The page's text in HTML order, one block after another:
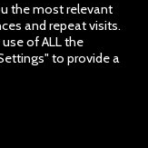
the most relevant
and repeat visits.
of ALL the
to provide a